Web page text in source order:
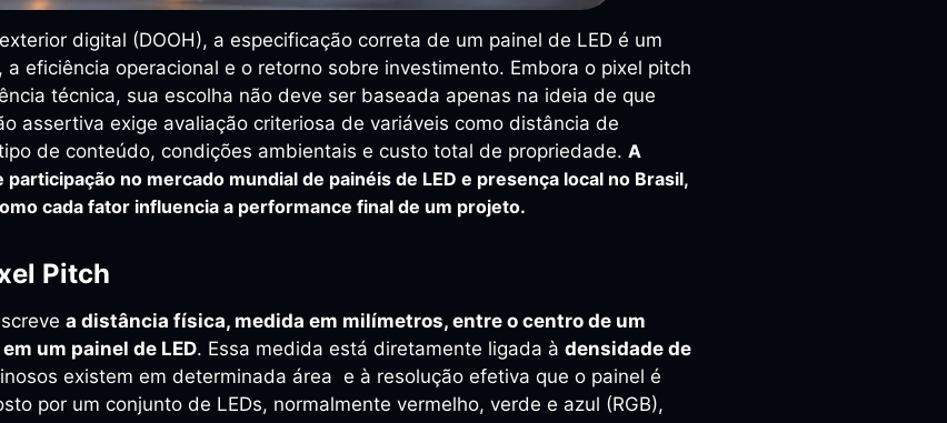
digital (DOOH), a especificação correta de um painel de LED é um
eficiência operacional e o retorno sobre investimento. Embora o pixel pitch
técnica, sua escolha não deve ser baseada apenas na ideia de que
assertiva exige avaliação criteriosa de variáveis como distância de
de conteúdo, condições ambientais e custo total de propriedade. A
no mercado mundial de painéis de LED e presença local no Brasil,
cada fator influencia a performance final de um projeto.
Pitch
a distância física, medida em milímetros, entre o centro de um
um painel de LED. Essa medida está diretamente ligada à densidade de
existem em determinada área e à resolução efetiva que o painel é
por um conjunto de LEDs, normalmente vermelho, verde e azul (RGB),